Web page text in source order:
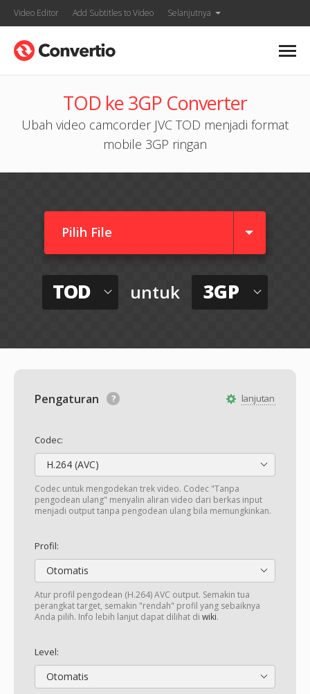
Video Editor Add Subtitles to Video Selanjutnya
TOD ke 3GP Converter
Ubah video camcorder JVC TOD menjadi format
mobile 3GP ringan
Pilih File
TOD untuk 3GP
lanjutan
Pengaturan
Codec:
H.264 (AVC)
Codec untuk mengodekan trek video. Codec "Tanpa
pengodean ulang" menyalin aliran video dari berkas input
menjadi output tanpa pengodean ulang bila memungkinkan.
Profil:
Otomatis
Atur profil pengodean (H.264) AVC output. Semakin tua
perangkat target, semakin "rendah" profil yang sebaiknya
Anda pilih. Info lebih lanjut dapat dilihat di wiki.
Level:
Otomatis